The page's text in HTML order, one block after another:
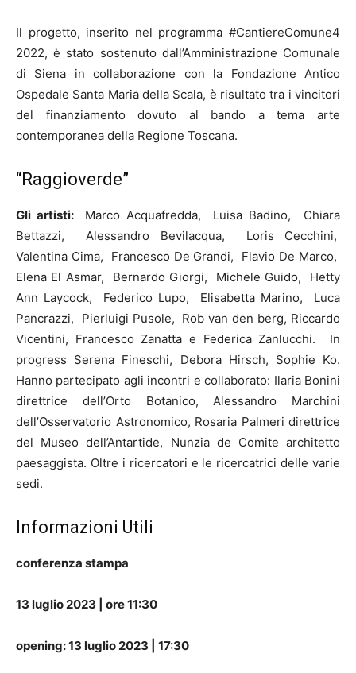
Il progetto, inserito nel programma #CantiereComune4
2022, è stato sostenuto dall’Amministrazione Comunale
di Siena in collaborazione con la Fondazione Antico
Ospedale Santa Maria della Scala, è risultato tra i vincitori
del finanziamento dovuto al bando a tema arte
contemporanea della Regione Toscana.
“Raggioverde”
Gli artisti: Marco Acquafredda, Luisa Badino,
Chiara
Bettazzi,
Alessandro Bevilacqua,
Loris Cecchini,
Valentina Cima,
Francesco De Grandi,
Flavio De Marco,
Elena El Asmar,
Bernardo Giorgi, Michele Guido,
Hetty
Ann Laycock,
Federico Lupo, Elisabetta Marino,
Luca
Pancrazzi,
Pierluigi Pusole, Rob van den berg, Riccardo
Vicentini, Francesco Zanatta e Federica Zanlucchi. In
progress Serena Fineschi, Debora Hirsch, Sophie Ko.
Hanno partecipato agli incontri e collaborato: Ilaria Bonini
direttrice dell’Orto Botanico, Alessandro Marchini
dell’Osservatorio Astronomico, Rosaria Palmeri direttrice
del Museo dell’Antartide, Nunzia de Comite architetto
paesaggista. Oltre i ricercatori e le ricercatrici delle varie
sedi.
Informazioni Utili
conferenza stampa
13 luglio 2023 | ore 11:30
opening:13 luglio 2023 | 17:30